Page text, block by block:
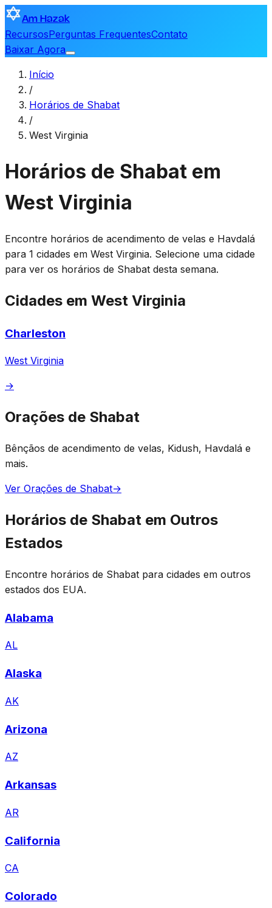
Am Hazak
RecursosPerguntas FrequentesContato
Baixar Agora
Início
/
Horários de Shabat
/
West Virginia
Horários de Shabat em
West Virginia
Encontre horários de acendimento de velas e Havdalá
para 1 cidades em West Virginia. Selecione uma cidade
para ver os horários de Shabat desta semana.
Cidades em West Virginia
Charleston
West Virginia
→
Orações de Shabat
Bênçãos de acendimento de velas, Kidush, Havdalá e
mais.
Ver Orações de Shabat→
Horários de Shabat em Outros
Estados
Encontre horários de Shabat para cidades em outros
estados dos EUA.
Alabama
AL
Alaska
AK
Arizona
AZ
Arkansas
AR
California
CA
Colorado